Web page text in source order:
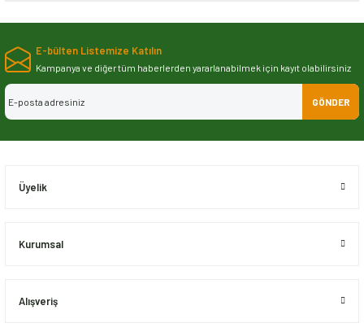
Bu ürünün fiyat bilgisi, resim, ürün açıklamalarında ve diğer konularda
iletebilirsiniz.
Görüş ve önerileriniz için teşekkür ederiz.
Ürün resmi kalitesiz, bozuk veya görüntülenemiyor.
E-bülten Listemize Katılın
Kampanya ve diğer tüm haberlerden yararlanabilmek için kayıt olabilirsiniz
GÖNDER
Üyelik
Kurumsal
Alışveriş